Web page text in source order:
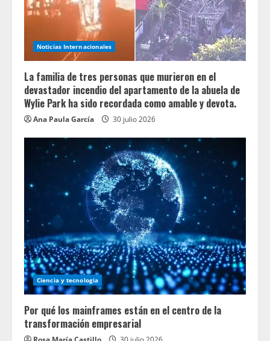
Noticias Internacionales
La familia de tres personas que murieron en el
devastador incendio del apartamento de la abuela de
Wylie Park ha sido recordada como amable y devota.
Ana Paula García 30 julio 2026
Ciencia y tecnologia
Por qué los mainframes están en el centro de la
transformación empresarial